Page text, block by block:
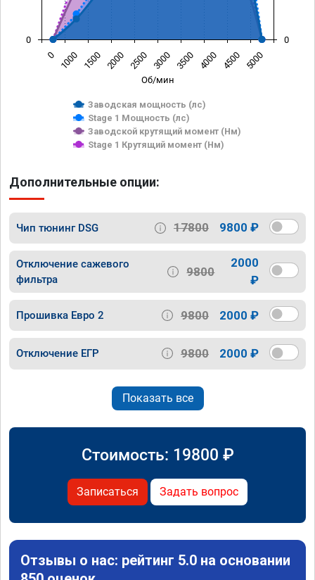
Об/мин
Заводская мощность (лс)
Stage 1 Мощность (лс)
Заводской крутящий момент (Нм)
Stage 1 Крутящий момент (Нм)
0 1000 1500 2000 2500 3000 3500 4000 4500 5000
0 0
Дополнительные опции:
Чип тюнинг DSG 17800 9800 ₽
Отключение сажевого
фильтра
9800
2000
₽
Прошивка Евро 2 9800 2000 ₽
Отключение ЕГР 9800 2000 ₽
Показать все
Стоимость: 19800 ₽
Записаться Задать вопрос
Отзывы о нас: рейтинг 5.0 на основании